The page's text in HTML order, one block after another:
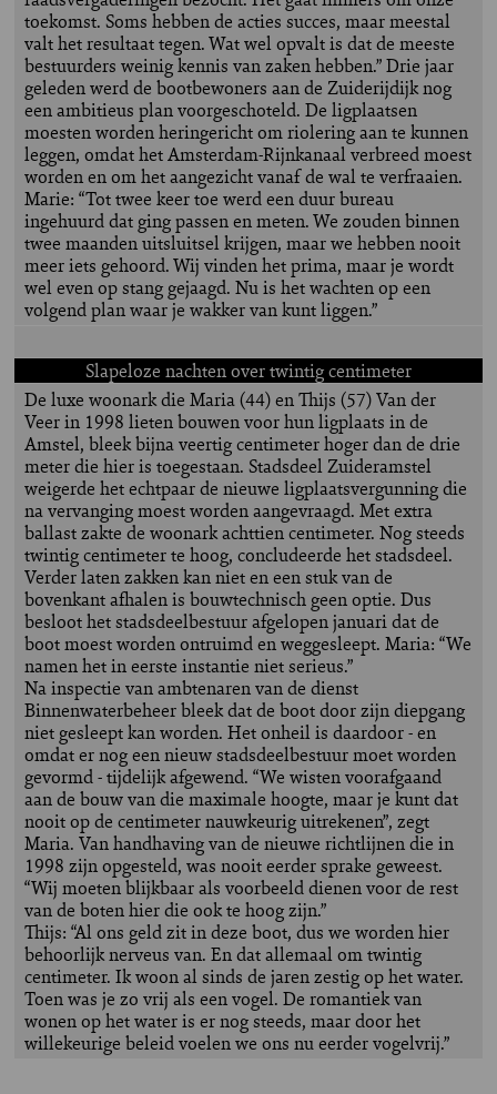
toekomst. Soms hebben de acties succes, maar meestal
valt het resultaat tegen. Wat wel opvalt is dat de meeste
bestuurders weinig kennis van zaken hebben.” Drie jaar
geleden werd de bootbewoners aan de Zuiderijdijk nog
een ambitieus plan voorgeschoteld. De ligplaatsen
moesten worden heringericht om riolering aan te kunnen
leggen, omdat het Amsterdam-Rijnkanaal verbreed moest
worden en om het aangezicht vanaf de wal te verfraaien.
Marie: “Tot twee keer toe werd een duur bureau
ingehuurd dat ging passen en meten. We zouden binnen
twee maanden uitsluitsel krijgen, maar we hebben nooit
meer iets gehoord. Wij vinden het prima, maar je wordt
wel even op stang gejaagd. Nu is het wachten op een
volgend plan waar je wakker van kunt liggen.”
Slapeloze nachten over twintig centimeter
De luxe woonark die Maria (44) en Thijs (57) Van der
Veer in 1998 lieten bouwen voor hun ligplaats in de
Amstel, bleek bijna veertig centimeter hoger dan de drie
meter die hier is toegestaan. Stadsdeel Zuideramstel
weigerde het echtpaar de nieuwe ligplaatsvergunning die
na vervanging moest worden aangevraagd. Met extra
ballast zakte de woonark achttien centimeter. Nog steeds
twintig centimeter te hoog, concludeerde het stadsdeel.
Verder laten zakken kan niet en een stuk van de
bovenkant afhalen is bouwtechnisch geen optie. Dus
besloot het stadsdeelbestuur afgelopen januari dat de
boot moest worden ontruimd en weggesleept. Maria: “We
namen het in eerste instantie niet serieus.”
Na inspectie van ambtenaren van de dienst
Binnenwaterbeheer bleek dat de boot door zijn diepgang
niet gesleept kan worden. Het onheil is daardoor - en
omdat er nog een nieuw stadsdeelbestuur moet worden
gevormd - tijdelijk afgewend. “We wisten voorafgaand
aan de bouw van die maximale hoogte, maar je kunt dat
nooit op de centimeter nauwkeurig uitrekenen”, zegt
Maria. Van handhaving van de nieuwe richtlijnen die in
1998 zijn opgesteld, was nooit eerder sprake geweest.
“Wij moeten blijkbaar als voorbeeld dienen voor de rest
van de boten hier die ook te hoog zijn.”
Thijs: “Al ons geld zit in deze boot, dus we worden hier
behoorlijk nerveus van. En dat allemaal om twintig
centimeter. Ik woon al sinds de jaren zestig op het water.
Toen was je zo vrij als een vogel. De romantiek van
wonen op het water is er nog steeds, maar door het
willekeurige beleid voelen we ons nu eerder vogelvrij.”